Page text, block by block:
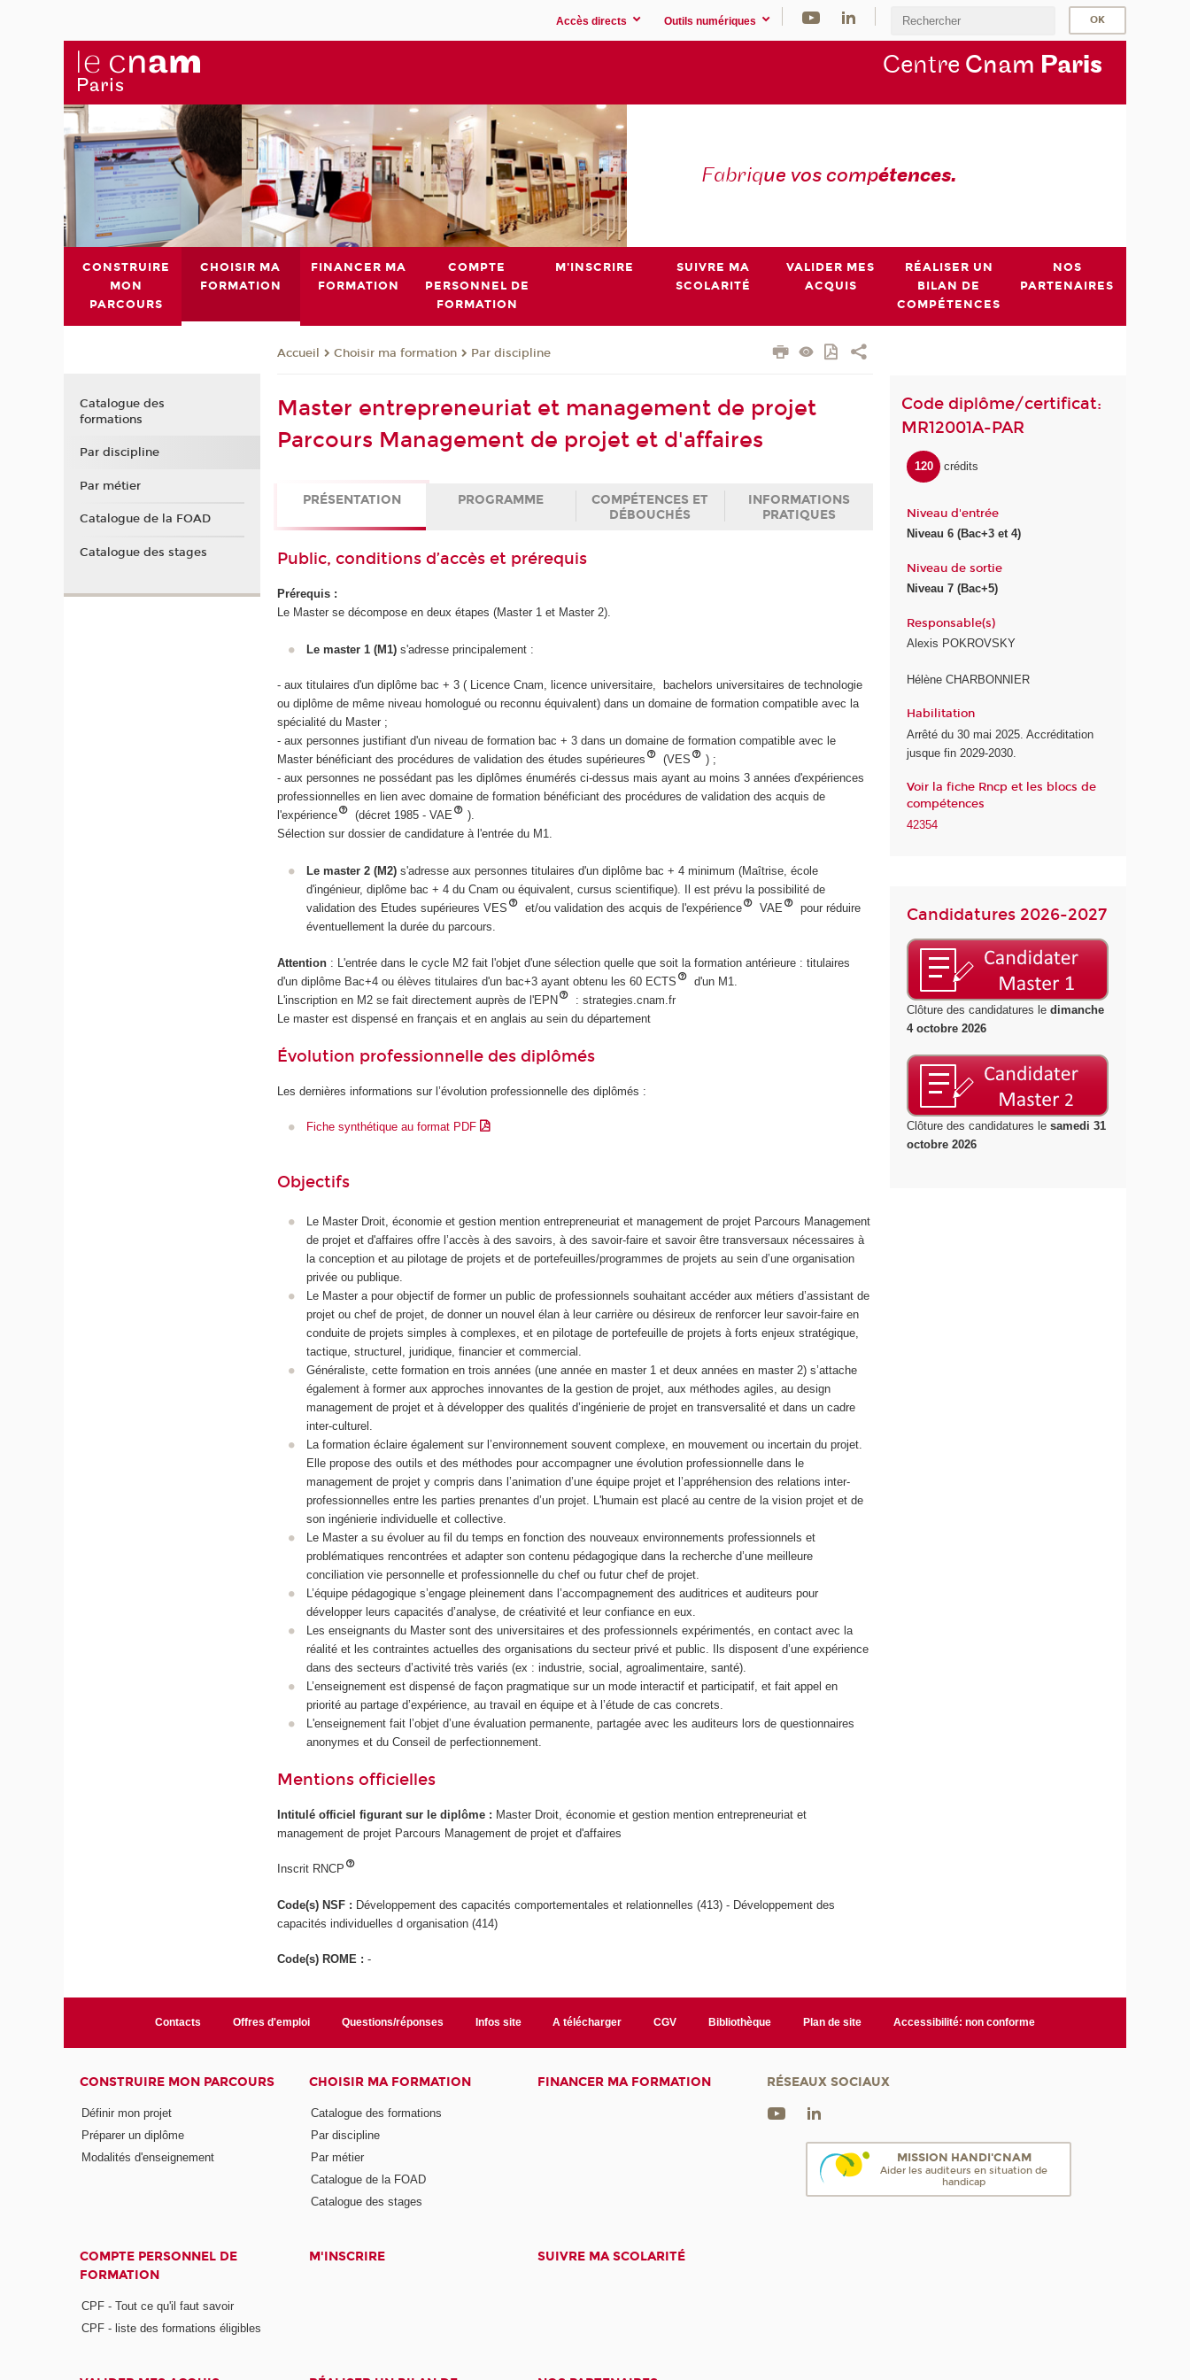
Accès directs Outils numériques
Centre Cnam Paris
Fabrique vos compétences.
CONSTRUIRE
MON
PARCOURS
CHOISIR MA
FORMATION
FINANCER MA
FORMATION
COMPTE
PERSONNEL DE
FORMATION
M'INSCRIRE
SUIVRE MA
SCOLARITÉ
VALIDER MES
ACQUIS
RÉALISER UN
BILAN DE
COMPÉTENCES
NOS
PARTENAIRES
Accueil Choisir ma formation Par discipline
Master entrepreneuriat et management de projet
Parcours Management de projet et d'affaires
PRÉSENTATION PROGRAMME
COMPÉTENCES ET
DÉBOUCHÉS
INFORMATIONS
PRATIQUES
Public, conditions d’accès et prérequis
Prérequis :
Le Master se décompose en deux étapes (Master 1 et Master 2).
Le master 1 (M1)s'adresse principalement :
- aux titulaires d'un diplôme bac + 3 ( Licence Cnam, licence universitaire, bachelors universitaires de technologie
ou diplôme de même niveau homologué ou reconnu équivalent) dans un domaine de formation compatible avec la
spécialité du Master ;
- aux personnes justifiant d'un niveau de formation bac + 3 dans un domaine de formation compatible avec le
Master bénéficiant des procédures de validation des études supérieures
(VES
) ;
- aux personnes ne possédant pas les diplômes énumérés ci-dessus mais ayant au moins 3 années d'expériences
professionnelles en lien avec domaine de formation bénéficiant des procédures de validation des acquis de
l'expérience
(décret 1985 - VAE
).
Sélection sur dossier de candidature à l'entrée du M1.
Le master 2 (M2)s'adresse aux personnes titulaires d'un diplôme bac + 4 minimum (Maîtrise, école
d'ingénieur, diplôme bac + 4 du Cnam ou équivalent, cursus scientifique). Il est prévu la possibilité de
validation des Etudes supérieures VES
et/ou validation des acquis de l'expérience VAE
pour réduire
éventuellement la durée du parcours.
Attention : L'entrée dans le cycle M2 fait l'objet d'une sélection quelle que soit la formation antérieure : titulaires
d'un diplôme Bac+4 ou élèves titulaires d'un bac+3 ayant obtenu les 60 ECTS
d'un M1.
L'inscription en M2 se fait directement auprès de l'EPN
: strategies.cnam.fr
Le master est dispensé en français et en anglais au sein du département
Évolution professionnelle des diplômés
Les dernières informations sur l’évolution professionnelle des diplômés :
Fiche synthétique au format PDF
Objectifs
Le Master Droit, économie et gestion mention entrepreneuriat et management de projet Parcours Management
de projet et d'affaires offre l’accès à des savoirs, à des savoir-faire et savoir être transversaux nécessaires à
la conception et au pilotage de projets et de portefeuilles/programmes de projets au sein d’une organisation
privée ou publique.
Le Master a pour objectif de former un public de professionnels souhaitant accéder aux métiers d’assistant de
projet ou chef de projet, de donner un nouvel élan à leur carrière ou désireux de renforcer leur savoir-faire en
conduite de projets simples à complexes, et en pilotage de portefeuille de projets à forts enjeux stratégique,
tactique, structurel, juridique, financier et commercial.
Généraliste, cette formation en trois années (une année en master 1 et deux années en master 2) s’attache
également à former aux approches innovantes de la gestion de projet, aux méthodes agiles, au design
management de projet et à développer des qualités d’ingénierie de projet en transversalité et dans un cadre
inter-culturel.
La formation éclaire également sur l’environnement souvent complexe, en mouvement ou incertain du projet.
Elle propose des outils et des méthodes pour accompagner une évolution professionnelle dans le
management de projet y compris dans l’animation d’une équipe projet et l’appréhension des relations inter-
professionnelles entre les parties prenantes d’un projet. L'humain est placé au centre de la vision projet et de
son ingénierie individuelle et collective.
Le Master a su évoluer au fil du temps en fonction des nouveaux environnements professionnels et
problématiques rencontrées et adapter son contenu pédagogique dans la recherche d’une meilleure
conciliation vie personnelle et professionnelle du chef ou futur chef de projet.
L’équipe pédagogique s’engage pleinement dans l’accompagnement des auditrices et auditeurs pour
développer leurs capacités d’analyse, de créativité et leur confiance en eux.
Les enseignants du Master sont des universitaires et des professionnels expérimentés, en contact avec la
réalité et les contraintes actuelles des organisations du secteur privé et public. Ils disposent d’une expérience
dans des secteurs d’activité très variés (ex : industrie, social, agroalimentaire, santé).
L’enseignement est dispensé de façon pragmatique sur un mode interactif et participatif, et fait appel en
priorité au partage d’expérience, au travail en équipe et à l’étude de cas concrets.
L'enseignement fait l’objet d’une évaluation permanente, partagée avec les auditeurs lors de questionnaires
anonymes et du Conseil de perfectionnement.
Mentions officielles
Intitulé officiel figurant sur le diplôme : Master Droit, économie et gestion mention entrepreneuriat et
management de projet Parcours Management de projet et d'affaires
Inscrit RNCP
Code(s) NSF : Développement des capacités comportementales et relationnelles (413) - Développement des
capacités individuelles d organisation (414)
Code(s) ROME :-
Code diplôme/certificat:
MR12001A-PAR
120 crédits
Niveau d'entrée
Niveau 6 (Bac+3 et 4)
Niveau de sortie
Niveau 7 (Bac+5)
Responsable(s)
Alexis POKROVSKY
Hélène CHARBONNIER
Habilitation
Arrêté du 30 mai 2025. Accréditation
jusque fin 2029-2030.
Voir la fiche Rncp et les blocs de
compétences
42354
Candidatures 2026-2027
Clôture des candidatures ledimanche
4 octobre 2026
Clôture des candidatures lesamedi 31
octobre 2026
Catalogue des
formations
Par discipline
Par métier
Catalogue de la FOAD
Catalogue des stages
Contacts Offres d'emploi Questions/réponses Infos site A télécharger CGV Bibliothèque Plan de site Accessibilité: non conforme
CONSTRUIRE MON PARCOURS
Définir mon projet
Préparer un diplôme
Modalités d'enseignement
CHOISIR MA FORMATION
Catalogue des formations
Par discipline
Par métier
Catalogue de la FOAD
Catalogue des stages
FINANCER MA FORMATION
COMPTE PERSONNEL DE
FORMATION
CPF - Tout ce qu'il faut savoir
CPF - liste des formations éligibles
M'INSCRIRE SUIVRE MA SCOLARITÉ
RÉSEAUX SOCIAUX
MISSION HANDI'CNAM
Aider les auditeurs en situation de
handicap